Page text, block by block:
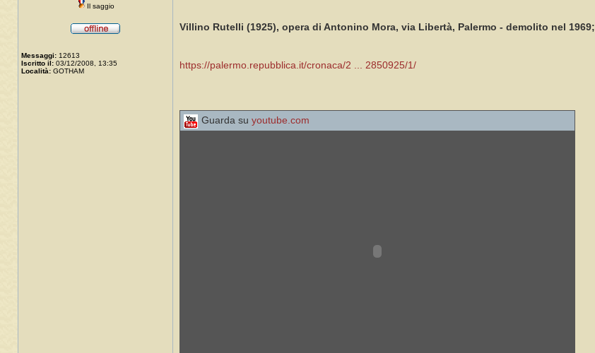
Il saggio
Messaggi: 12613
Iscritto il: 03/12/2008, 13:35
Località: GOTHAM
Villino Rutelli (1925), opera di Antonino Mora, via Libertà, Palermo - demolito nel 1969;
https://palermo.repubblica.it/cronaca/2 ... 2850925/1/
Guarda su youtube.com